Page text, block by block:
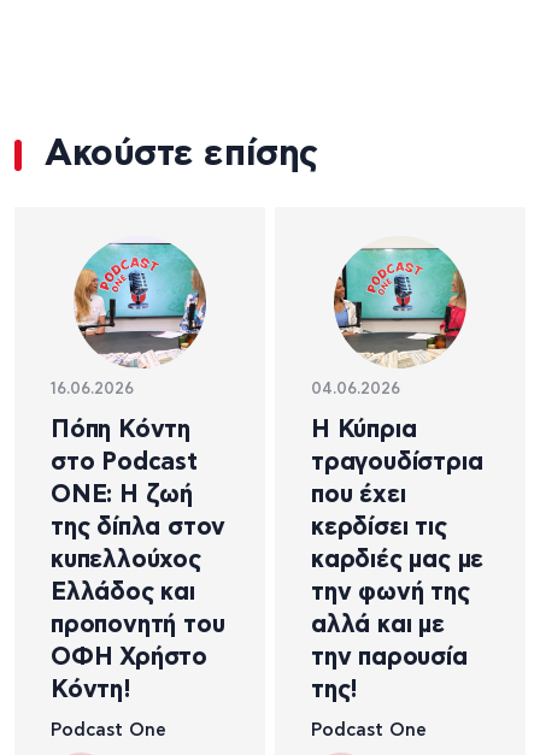
Ακούστε επίσης
16.06.2026
Πόπη Κόντη
στο Podcast
ONE: Η ζωή
της δίπλα στον
κυπελλούχος
Ελλάδος και
προπονητή του
ΟΦΗ Χρήστο
Κόντη!
Podcast One
04.06.2026
Η Κύπρια
τραγουδίστρια
που έχει
κερδίσει τις
καρδιές μας με
την φωνή της
αλλά και με
την παρουσία
της!
Podcast One